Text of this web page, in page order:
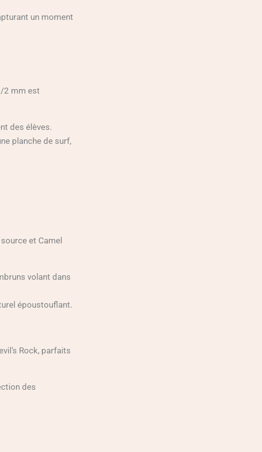
2 mm est
planche de surf,
et Camel
époustouflant.
Rock, parfaits